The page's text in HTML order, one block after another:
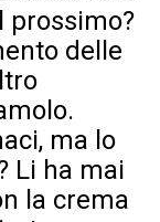
prossimo?
delle
ma lo
Li ha mai
la crema